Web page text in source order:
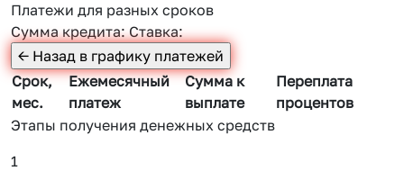
Платежи для разных сроков
Сумма кредита:Ставка:
Срок,
мес.
Ежемесячный
платеж
Сумма к
выплате
Переплата
процентов
Этапы получения денежных средств
1